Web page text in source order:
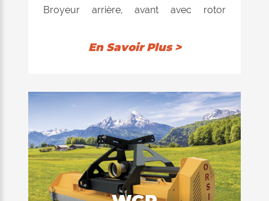
Broyeur arrière, avant avec rotor
disponible avec marteaux ou couteaux.
diamètre. L'équipement de hachage se
compose d'un corps monolithique de 6
mm d'épaisseur. Double position du
rouleau d'appui arrière: 1) auto-nettoyant
pour permettre au produit déchiqueté
d'être déchargé derrière le rouleau; La
consommation d'énergie du tracteur est
En Savoir Plus >